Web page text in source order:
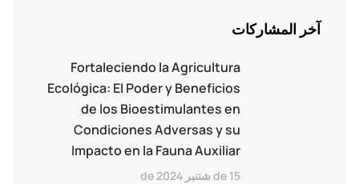
آخر المشاركات
Fortaleciendo la Agricultura
Ecológica: El Poder y Beneficios
de los Bioestimulantes en
Condiciones Adversas y su
Impacto en la Fauna Auxiliar
15 de شتنبر de 2024